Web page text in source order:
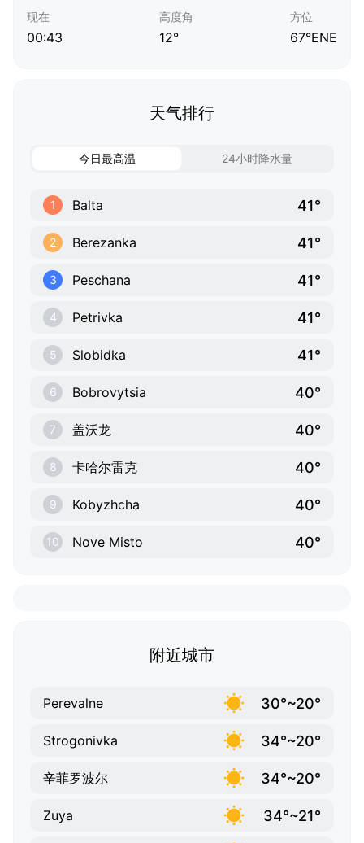
现在
00:43
高度角
12°
方位
67°ENE
天气排行
今日最高温 24小时降水量
1 Balta 41°
2 Berezanka 41°
3 Peschana 41°
4 Petrivka 41°
5 Slobidka 41°
6 Bobrovytsia 40°
7 盖沃龙 40°
8 卡哈尔雷克 40°
9 Kobyzhcha 40°
10 Nove Misto 40°
附近城市
Perevalne 30°~20°
Strogonivka 34°~20°
辛菲罗波尔 34°~20°
Zuya 34°~21°